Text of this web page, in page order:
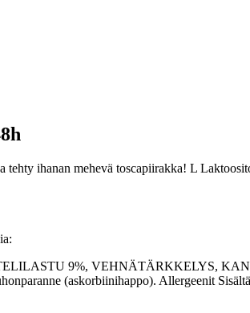
ihanan mehevä toscapiirakka! L
9%, VEHNÄTÄRKKELYS,
(askorbiinihappo). Allergeenit